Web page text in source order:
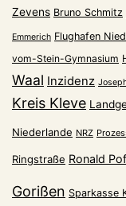
Zevens Bruno Schmitz
Emmerich Flughafen
vom-Stein-Gymnasium
Waal Inzidenz
Kreis Kleve
Niederlande NRZ
Ringstraße Ronald
Gorißen Sparkasse